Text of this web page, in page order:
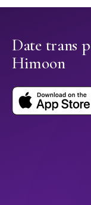
Date trans
Himoon